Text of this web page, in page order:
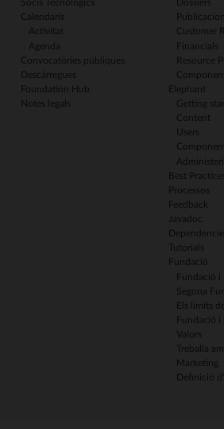
Calendaris
Activitat
Agenda
Convocatòries públiques
Descàrregues
Foundation Hub
Notes legals
Customer
Financials
Resource
Elephant
Getting
Content
Users
Best
Processos
Feedback
Javadoc
Tutorials
Fundació
Fundació i
Segona
Els limits
Fundació i
Valors
Treballa
Marketing
Definició